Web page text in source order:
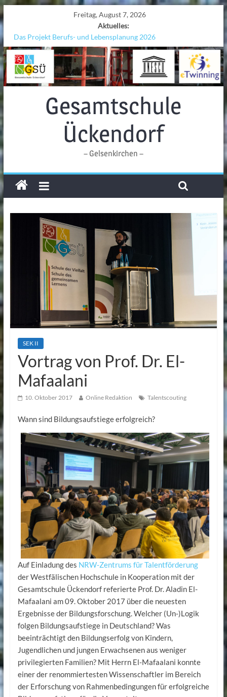
Freitag, August 7, 2026
Aktuelles:
Das Projekt Berufs- und Lebensplanung 2026
UNESCO Stadtradeln „Grenzen überwinden“
KCC-Workshop
Sicherheit auf den Wellen: Lehrkräfte bilden sich in Alicante fort
Ferien!!!
Gesamtschule
Ückendorf
– Gelsenkirchen –
SEK II
Vortrag von Prof. Dr. El-
Mafaalani
10. Oktober 2017 Online Redaktion Talentscouting
Wann sind Bildungsaufstiege erfolgreich?
Auf Einladung des NRW-Zentrums für Talentförderung
der Westfälischen Hochschule in Kooperation mit der
Gesamtschule Ückendorf referierte Prof. Dr. Aladin El-
Mafaalani am 09. Oktober 2017 über die neuesten
Ergebnisse der Bildungsforschung. Welcher (Un-)Logik
folgen Bildungsaufstiege in Deutschland? Was
beeinträchtigt den Bildungserfolg von Kindern,
Jugendlichen und jungen Erwachsenen aus weniger
privilegierten Familien? Mit Herrn El-Mafaalani konnte
einer der renommiertesten Wissenschaftler im Bereich
der Erforschung von Rahmenbedingungen für erfolgreiche